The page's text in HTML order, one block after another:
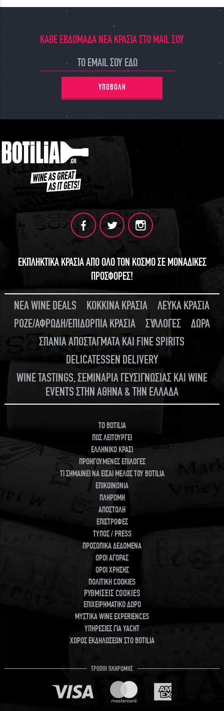
ΚΑΘΕ ΕΒΔΟΜΑΔΑ ΝΕΑ ΚΡΑΣΙΑ ΣΤΟ MAIL ΣΟΥ
ΥΠΟΒΟΛΗ
ΕΚΠΛΗΚΤΙΚΑ ΚΡΑΣΙΑ ΑΠΟ ΟΛΟ ΤΟΝ ΚΟΣΜΟ ΣΕ ΜΟΝΑΔΙΚΕΣ
ΠΡΟΣΦΟΡΕΣ!
ΝΕΑ WINE DEALS ΚΟΚΚΙΝΑ ΚΡΑΣΙΑ
ΛΕΥΚΑ ΚΡΑΣΙΑ
ΡΟΖΕ/ΑΦΡΩΔΗ/ΕΠΙΔΟΡΠΙΑ ΚΡΑΣΙΑ
ΣΥΛΛΟΓΕΣ
ΔΩΡΑ
ΣΠΑΝΙΑ ΑΠΟΣΤΑΓΜΑΤΑ ΚΑΙ FINE SPIRITS
DELICATESSEN DELIVERY
WINE TASTINGS, ΣΕΜΙΝΑΡΙΑ ΓΕΥΣΙΓΝΩΣΙΑΣ ΚΑΙ WINE
EVENTS ΣΤΗΝ ΑΘΗΝΑ & ΤΗΝ ΕΛΛΑΔΑ
TO BOTILIA
ΠΩΣ ΛΕΙΤΟΥΡΓΕΙ
ΕΛΛΗΝΙΚΟ ΚΡΑΣΙ
ΠΡΟΗΓΟΥΜΕΝΕΣ ΕΠΙΛΟΓΕΣ
ΤΙ ΣΗΜΑΙΝΕΙ ΝΑ ΕΙΣΑΙ ΜΕΛΟΣ ΤΟΥ BOTILIA
ΕΠΙΚΟΙΝΩΝΙΑ
ΠΛΗΡΩΜΗ
ΑΠΟΣΤΟΛΗ
ΕΠΙΣΤΡΟΦΕΣ
ΤΥΠΟΣ / PRESS
ΠΡΟΣΩΠΙΚΑ ΔΕΔΟΜΕΝΑ
ΟΡΟΙ ΑΓΟΡΑΣ
ΟΡΟΙ ΧΡΗΣΗΣ
ΠΟΛΙΤΙΚΗ COOKIES
ΡΥΘΜΙΣΕΙΣ COOKIES
ΕΠΙΧΕΙΡΗΜΑΤΙΚΟ ΔΩΡΟ
ΜΥΣΤΙΚΑ WINE EXPERIENCES
ΥΠΗΡΕΣΙΕΣ ΓΙΑ YACHT
ΧΩΡΟΣ ΕΚΔΗΛΩΣΕΩΝ ΣΤΟ BOTILIA
ΤΡΟΠΟΙ ΠΛΗΡΩΜΗΣ